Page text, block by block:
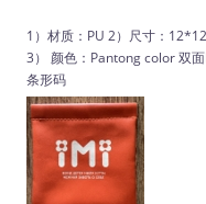
1）材质：PU 2）尺寸：
3） 颜色：Pantong color 双
条形码